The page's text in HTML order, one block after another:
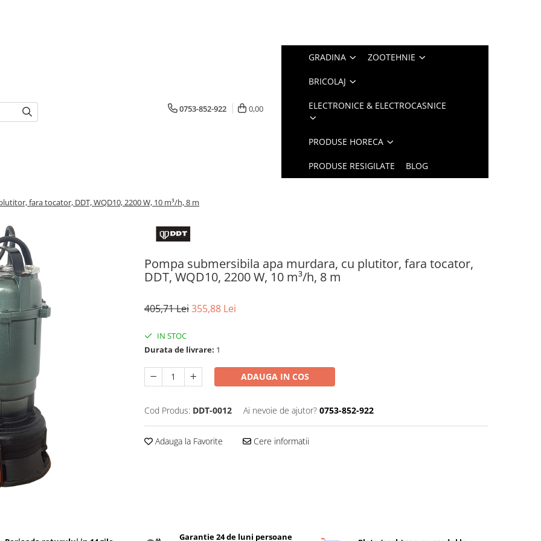
0753-852-922 0,00
GRADINA ZOOTEHNIE
BRICOLAJ
ELECTRONICE & ELECTROCASNICE
PRODUSE HORECA
PRODUSE RESIGILATE BLOG
fara tocator, DDT, WQD10, 2200 W, 10 m³/h, 8 m
Pompa submersibila apa murdara, cu plutitor, fara tocator,
DDT, WQD10, 2200 W, 10 m³/h, 8 m
405,71 Lei355,88 Lei
IN STOC
Durata de livrare: 1
ADAUGA IN COS
Cod Produs: DDT-0012 Ai nevoie de ajutor? 0753-852-922
Adauga la Favorite Cere informatii
Garantie 24 de luni persoane